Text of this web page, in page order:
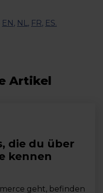
EN , NL, FR, ES.
Artikel
die du über
kennen
geht, befinden